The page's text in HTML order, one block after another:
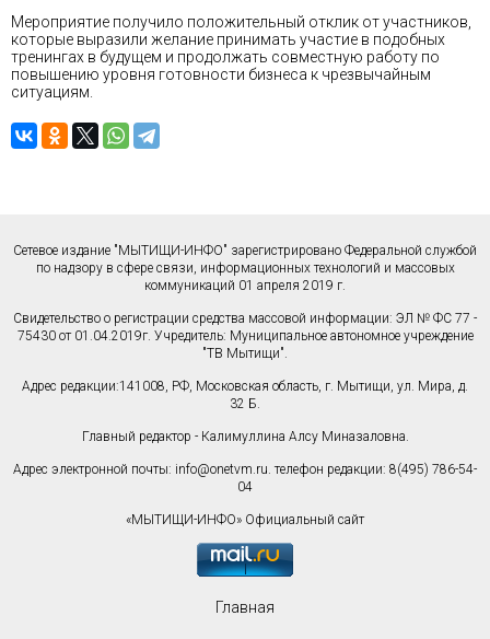
Мероприятие получило положительный отклик от участников,
которые выразили желание принимать участие в подобных
тренингах в будущем и продолжать совместную работу по
повышению уровня готовности бизнеса к чрезвычайным
ситуациям.
Сетевое издание "МЫТИЩИ-ИНФО" зарегистрировано Федеральной службой
по надзору в сфере связи, информационных технологий и массовых
коммуникаций 01 апреля 2019 г.
Свидетельство о регистрации средства массовой информации: ЭЛ № ФС 77 -
75430 от 01.04.2019г. Учредитель: Муниципальное автономное учреждение
"ТВ Мытищи".
Адрес редакции:141008, РФ, Московская область, г. Мытищи, ул. Мира, д.
32 Б.
Главный редактор - Калимуллина Алсу Миназаловна.
Адрес электронной почты: info@onetvm.ru. телефон редакции: 8(495) 786-54-
04
«МЫТИЩИ-ИНФО» Официальный сайт
Главная